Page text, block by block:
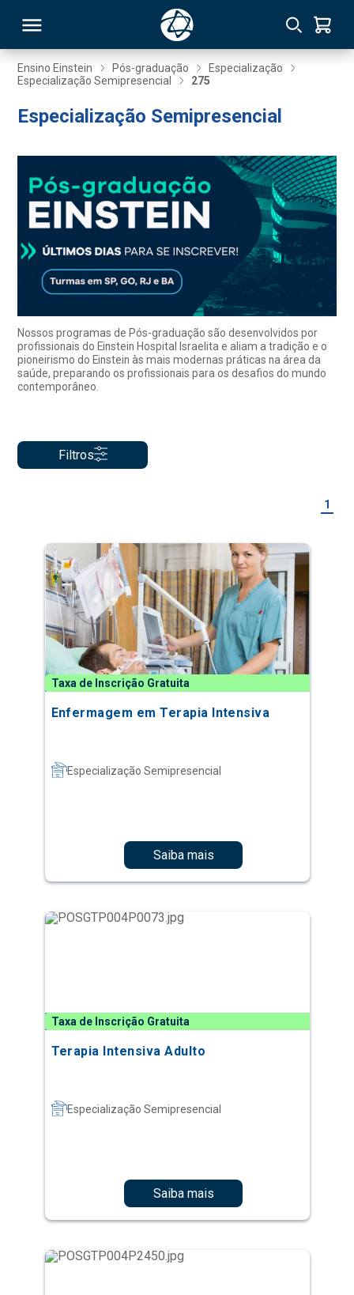
Ensino Einstein Pós-graduação
Especialização
Especialização Semipresencial
275
Especialização Semipresencial
Nossos programas de Pós-graduação são desenvolvidos por
profissionais do Einstein Hospital Israelita e aliam a tradição e o
pioneirismo do Einstein às mais modernas práticas na área da
saúde, preparando os profissionais para os desafios do mundo
contemporâneo.
Filtros
1
Taxa de Inscrição Gratuita
Enfermagem em Terapia Intensiva
Especialização Semipresencial
Saiba mais
Taxa de Inscrição Gratuita
Terapia Intensiva Adulto
Especialização Semipresencial
Saiba mais